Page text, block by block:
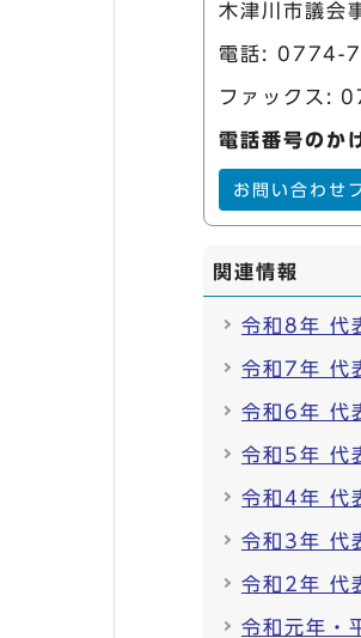
木津川市議会
電話: 0774-
ファックス:
電話番号のか
お問い合わせ
関連情報
令和8年 代
令和7年 代
令和6年 代
令和5年 代
令和4年 代
令和3年 代
令和2年 代
令和元年・